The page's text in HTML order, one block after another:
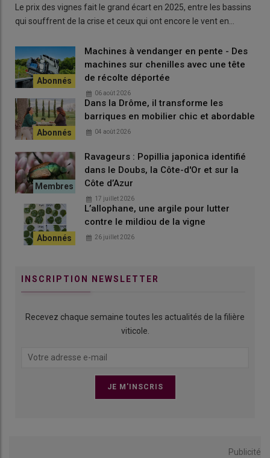
Le prix des vignes fait le grand écart en 2025, entre les bassins
qui souffrent de la crise et ceux qui ont encore le vent en…
Machines à vendanger en pente - Des
machines sur chenilles avec une tête
de récolte déportée
06 août 2026
Dans la Drôme, il transforme les
barriques en mobilier chic et abordable
04 août 2026
Ravageurs : Popillia japonica identifié
dans le Doubs, la Côte-d'Or et sur la
Côte d’Azur
17 juillet 2026
L’allophane, une argile pour lutter
contre le mildiou de la vigne
26 juillet 2026
INSCRIPTION NEWSLETTER
Recevez chaque semaine toutes les actualités de la filière
viticole.
Publicité